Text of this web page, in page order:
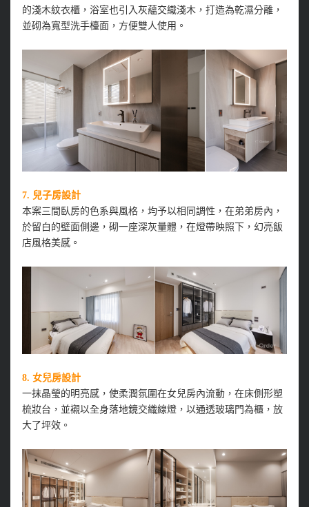
的淺木紋衣櫃，浴室也引入灰蘊交織淺木，打造為乾濕分離，
並砌為寬型洗手檯面，方便雙人使用。
7. 兒子房設計
本案三間臥房的色系與風格，均予以相同調性，在弟弟房內，
於留白的壁面側邊，砌一座深灰量體，在燈帶映照下，幻亮飯
店風格美感。
8. 女兒房設計
一抹晶瑩的明亮感，使柔潤氛圍在女兒房內流動，在床側形塑
梳妝台，並襯以全身落地鏡交織線燈，以通透玻璃門為櫃，放
大了坪效。